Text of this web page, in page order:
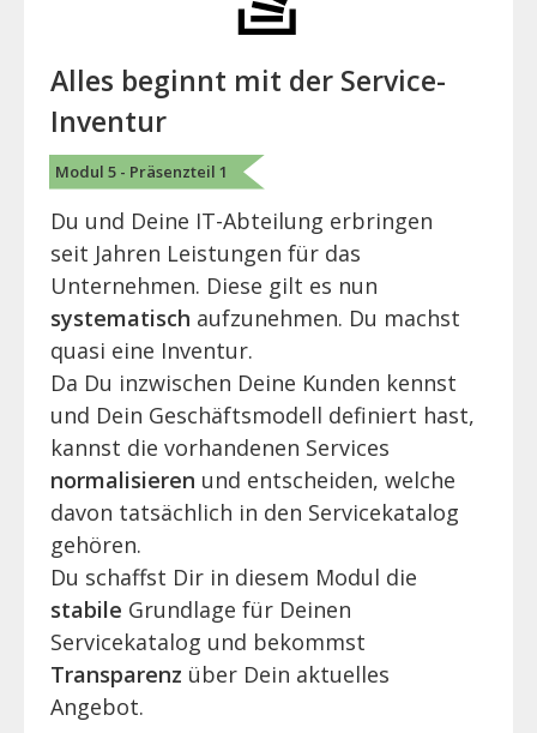
Alles beginnt mit der Service-
Inventur
Modul 5 - Präsenzteil 1
Du und Deine IT-Abteilung erbringen
seit Jahren Leistungen für das
Unternehmen. Diese gilt es nun
systematisch aufzunehmen. Du machst
quasi eine Inventur.
Da Du inzwischen Deine Kunden kennst
und Dein Geschäftsmodell definiert hast,
kannst die vorhandenen Services
normalisieren und entscheiden, welche
davon tatsächlich in den Servicekatalog
gehören.
Du schaffst Dir in diesem Modul die
stabile Grundlage für Deinen
Servicekatalog und bekommst
Transparenz über Dein aktuelles
Angebot.